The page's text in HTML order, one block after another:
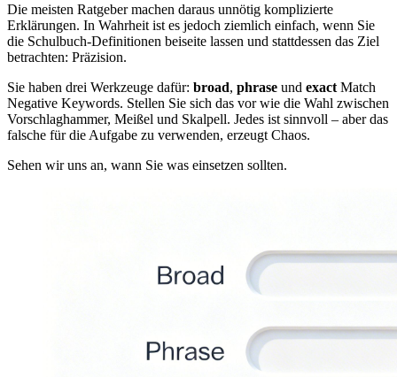
Die meisten Ratgeber machen daraus unnötig komplizierte
Erklärungen. In Wahrheit ist es jedoch ziemlich einfach, wenn Sie
die Schulbuch-Definitionen beiseite lassen und stattdessen das Ziel
betrachten: Präzision.
Sie haben drei Werkzeuge dafür: broad, phrase und exact Match
Negative Keywords. Stellen Sie sich das vor wie die Wahl zwischen
Vorschlaghammer, Meißel und Skalpell. Jedes ist sinnvoll – aber das
falsche für die Aufgabe zu verwenden, erzeugt Chaos.
Sehen wir uns an, wann Sie was einsetzen sollten.